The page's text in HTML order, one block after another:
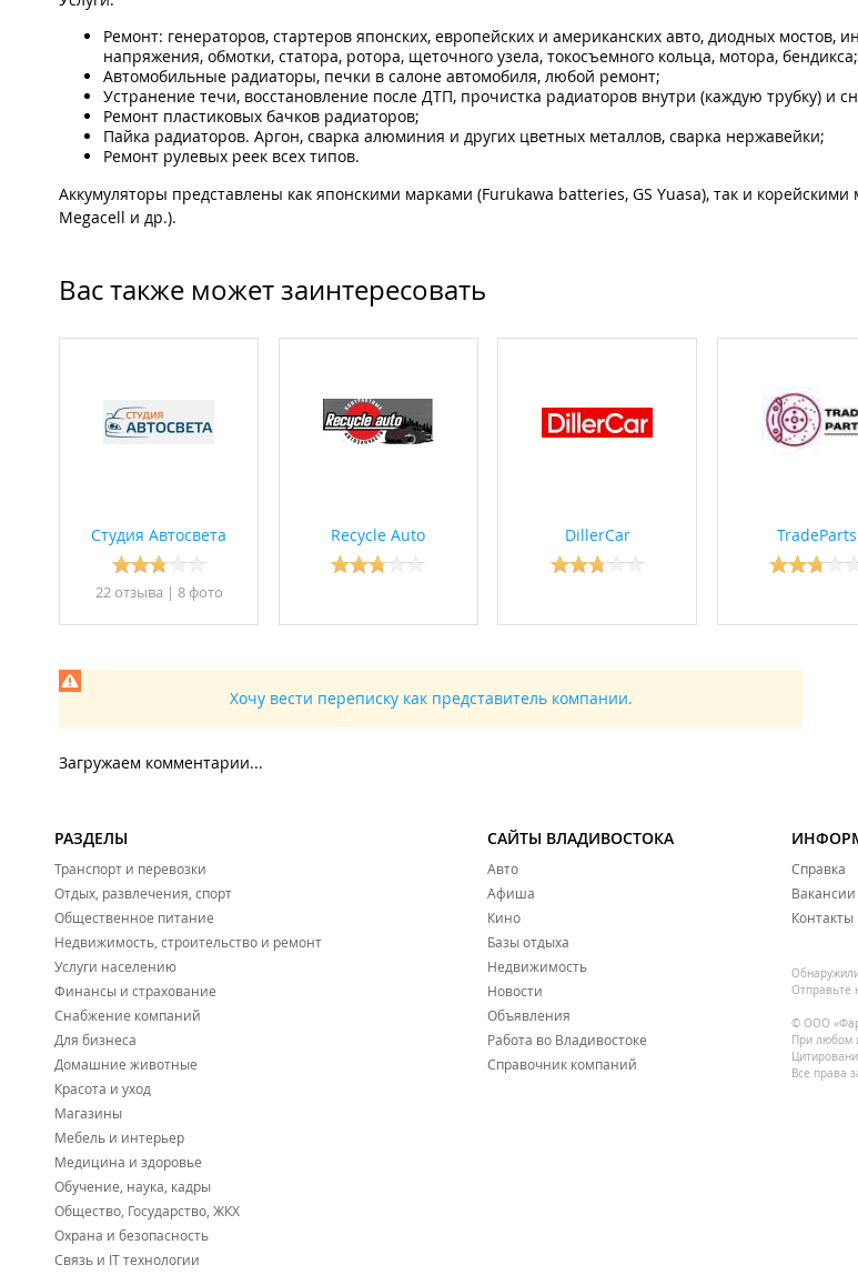
Ремонт: генераторов, стартеров японских, европейских и американских авто, диодных мостов,
напряжения, обмотки, статора, ротора, щеточного узела, токосъемного кольца, мотора, бендикса;
Автомобильные радиаторы, печки в салоне автомобиля, любой ремонт;
Устранение течи, восстановление после ДТП, прочистка радиаторов внутри (каждую трубку) и
Ремонт пластиковых бачков радиаторов;
Пайка радиаторов. Аргон, сварка алюминия и других цветных металлов, сварка нержавейки;
Ремонт рулевых реек всех типов.
Аккумуляторы представлены как японскими марками (Furukawa batteries, GS Yuasa), так и корейскими
Megacell и др.).
Вас также может заинтересовать
Студия Автосвета
22 отзывa | 8 фото
Recycle Auto DillerCar TradeParts
Хочу вести переписку как представитель компании.
Загружаем комментарии...
РАЗДЕЛЫ
Транспорт и перевозки
Отдых, развлечения, спорт
Общественное питание
Недвижимость, строительство и ремонт
Услуги населению
Финансы и страхование
Снабжение компаний
Для бизнеса
Домашние животные
Красота и уход
Магазины
Мебель и интерьер
Медицина и здоровье
Обучение, наука, кадры
Общество, Государство, ЖКХ
Охрана и безопасность
Связь и IT технологии
САЙТЫ ВЛАДИВОСТОКА
Авто
Афиша
Кино
Базы отдыха
Недвижимость
Новости
Объявления
Работа во Владивостоке
Справочник компаний
Справка
Вакансии
Контакты
Отправьте
© ООО
При любом
Все права